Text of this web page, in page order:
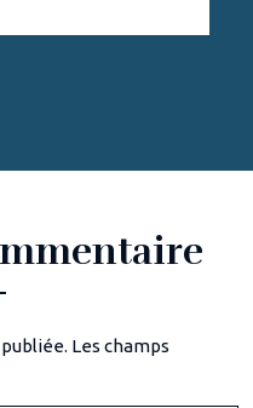
Les champs